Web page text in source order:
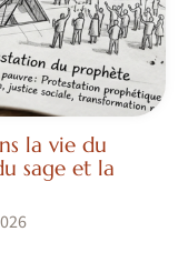
la vie du
sage et la